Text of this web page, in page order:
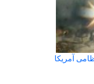
آمریکا